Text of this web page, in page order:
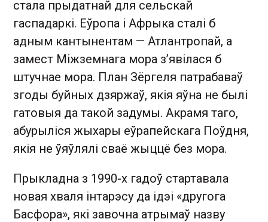
стала прыдатнай для сельскай
гаспадаркі. Еўропа і Афрыка сталі б
адным кантынентам — Атлантропай, а
замест Міжземнага мора з’явілася б
штучнае мора. План Зёргеля патрабаваў
згоды буйных дзяржаў, якія яўна не былі
гатовыя да такой задумы. Акрамя таго,
абурыліся жыхары еўрапейскага Поўдня,
якія не ўяўлялі сваё жыццё без мора.
Прыкладна з 1990-х гадоў стартавала
новая хваля інтарэсу да ідэі «другога
Басфора», які завочна атрымаў назву